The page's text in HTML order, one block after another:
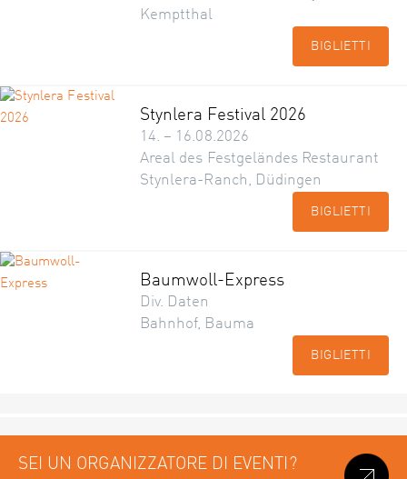
Kemptthal
BIGLIETTI
Stynlera Festival 2026
14. – 16.08.2026
Areal des Festgeländes Restaurant
Stynlera-Ranch, Düdingen
BIGLIETTI
Baumwoll-Express
Div. Daten
Bahnhof, Bauma
BIGLIETTI
SEI UN ORGANIZZATORE DI EVENTI?